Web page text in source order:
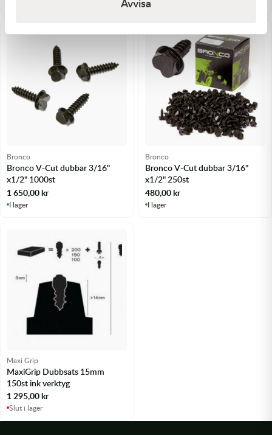
Bronco
Bronco V-Cut dubbar 3/16"
x1/2" 1000st
1 650,00kr
I lager
Bronco
Bronco V-Cut dubbar 3/16"
x1/2" 250st
480,00kr
I lager
Maxi Grip
MaxiGrip Dubbsats 15mm
150st ink verktyg
1 295,00kr
Slut i lager